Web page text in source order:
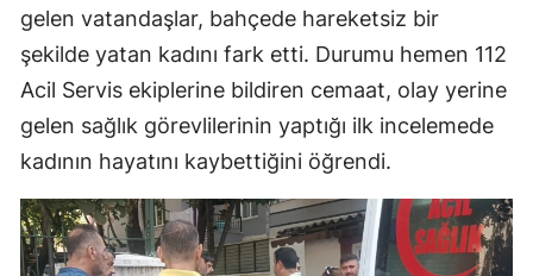
gelen vatandaşlar, bahçede hareketsiz bir
şekilde yatan kadını fark etti. Durumu hemen 112
Acil Servis ekiplerine bildiren cemaat, olay yerine
gelen sağlık görevlilerinin yaptığı ilk incelemede
kadının hayatını kaybettiğini öğrendi.